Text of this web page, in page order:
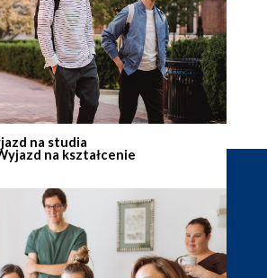
na studia
na kształcenie